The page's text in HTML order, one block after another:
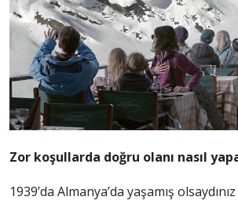
Zor koşullarda doğru olanı nasıl
1939’da Almanya’da yaşamış